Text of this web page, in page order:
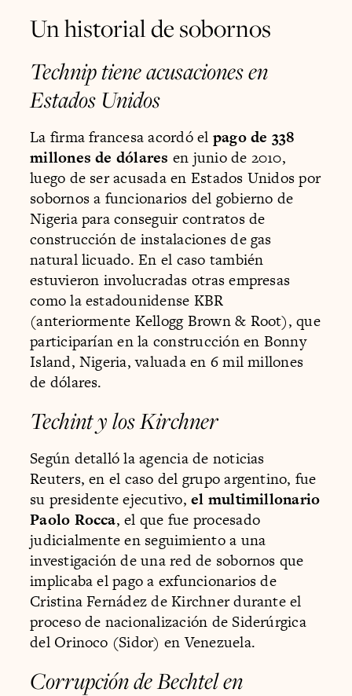
Un historial de sobornos
Technip tiene acusaciones en
Estados Unidos
La firma francesa acordó el pago de 338
millones de dólares en junio de 2010,
luego de ser acusada en Estados Unidos por
sobornos a funcionarios del gobierno de
Nigeria para conseguir contratos de
construcción de instalaciones de gas
natural licuado. En el caso también
estuvieron involucradas otras empresas
como la estadounidense KBR
(anteriormente Kellogg Brown & Root), que
participarían en la construcción en Bonny
Island, Nigeria, valuada en 6 mil millones
de dólares.
Techint y los Kirchner
Según detalló la agencia de noticias
Reuters, en el caso del grupo argentino, fue
su presidente ejecutivo,el multimillonario
Paolo Rocca, el que fue procesado
judicialmente en seguimiento a una
investigación de una red de sobornos que
implicaba el pago a exfuncionarios de
Cristina Fernádez de Kirchner durante el
proceso de nacionalización de Siderúrgica
del Orinoco (Sidor) en Venezuela.
Corrupción de Bechtel en